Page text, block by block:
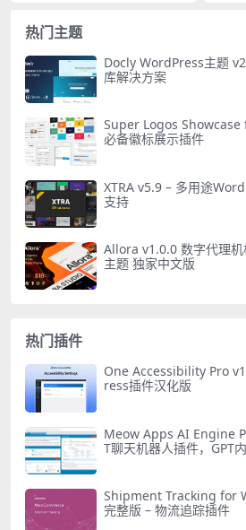
热门主题
Docly WordPress主题
库解决方案
Super Logos Showcase
必备徽标展示插件
XTRA v5.9 – 多用途
支持
Allora v1.0.0 数字代理
主题 独家中文版
热门插件
One Accessibility Pro
ress插件汉化版
Meow Apps AI Engine
T聊天机器人插件，GPT
Shipment Tracking for
完整版 – 物流追踪插件